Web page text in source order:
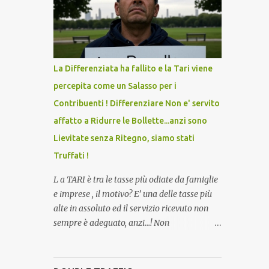
lo scopo della temperatura? Qualcuno a suo
tempo ribattezzo' il Vaccino come: l' Amaro
del Capo, era "spettacolare Ghiacciato, ma
andava bene anche, a Temperatura
Ambiente"! Riproponiamo l'articolo per NON
La Differenziata ha fallito e la Tari viene
percepita come un Salasso per i
Contribuenti ! Differenziare Non e' servito
affatto a Ridurre le Bollette...anzi sono
Lievitate senza Ritegno, siamo stati
Truffati !
L a TARI è tra le tasse più odiate da famiglie
e imprese , il motivo? E’ una delle tasse più
alte in assoluto ed il servizio ricevuto non
sempre è adeguato, anzi…! Non
cittadini direttamente a casa, abbiamo